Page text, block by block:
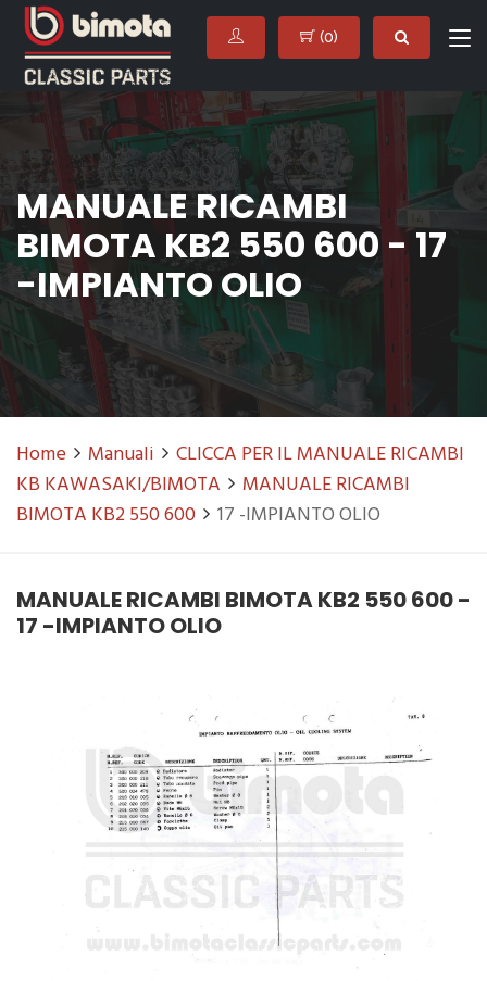
(0)
MANUALE RICAMBI
BIMOTA KB2 550 600 - 17
-IMPIANTO OLIO
Home Manuali
CLICCA PER IL MANUALE RICAMBI
KB KAWASAKI/BIMOTA
MANUALE RICAMBI
BIMOTA KB2 550 600
17 -IMPIANTO OLIO
MANUALE RICAMBI BIMOTA KB2 550 600 -
17 -IMPIANTO OLIO